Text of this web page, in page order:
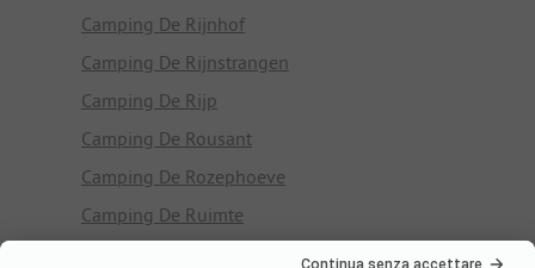
Camping De Rijnhof
Camping De Rijnstrangen
Camping De Rijp
Camping De Rousant
Camping De Rozephoeve
Camping De Ruimte